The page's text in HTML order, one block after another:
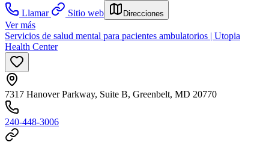
Llamar
Sitio web Direcciones
Ver más
Servicios de salud mental para pacientes ambulatorios | Utopia
Health Center
7317 Hanover Parkway, Suite B, Greenbelt, MD 20770
240-448-3006